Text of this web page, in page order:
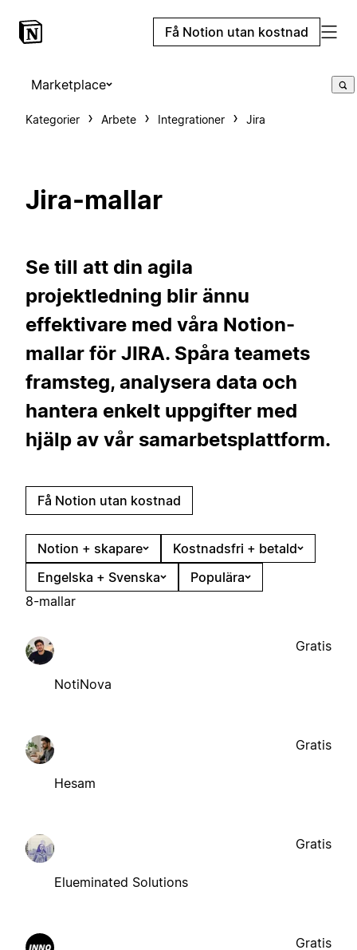
Få Notion utan kostnad
Marketplace
Kategorier Arbete Integrationer Jira
Jira-mallar
Se till att din agila
projektledning blir ännu
effektivare med våra Notion-
mallar för JIRA. Spåra teamets
framsteg, analysera data och
hantera enkelt uppgifter med
hjälp av vår samarbetsplattform.
Få Notion utan kostnad
Notion + skapare
Kostnadsfri + betald
Engelska + Svenska
Populära
8-mallar
NotiNova
Gratis
Hesam
Gratis
Elueminated Solutions
Gratis
Gratis